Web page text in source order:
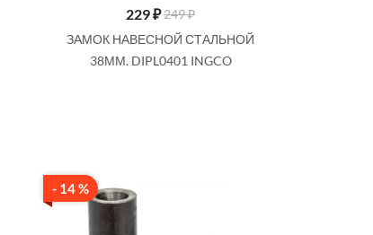
229₽249 ₽
ЗАМОК НАВЕСНОЙ СТАЛЬНОЙ
38ММ. DIPL0401 INGCO
- 14 %